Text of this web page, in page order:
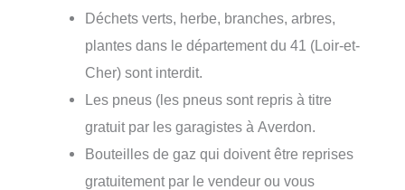
Déchets verts, herbe, branches, arbres,
plantes dans le département du 41 (Loir-et-
Cher) sont interdit.
Les pneus (les pneus sont repris à titre
gratuit par les garagistes à Averdon.
Bouteilles de gaz qui doivent être reprises
gratuitement par le vendeur ou vous